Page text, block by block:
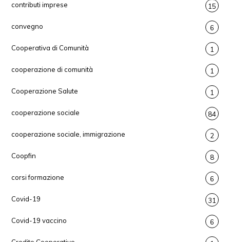
contributi imprese 15
convegno 6
Cooperativa di Comunità 1
cooperazione di comunità 1
Cooperazione Salute 1
cooperazione sociale 84
cooperazione sociale, immigrazione 2
Coopfin 8
corsi formazione 6
Covid-19 31
Covid-19 vaccino 6